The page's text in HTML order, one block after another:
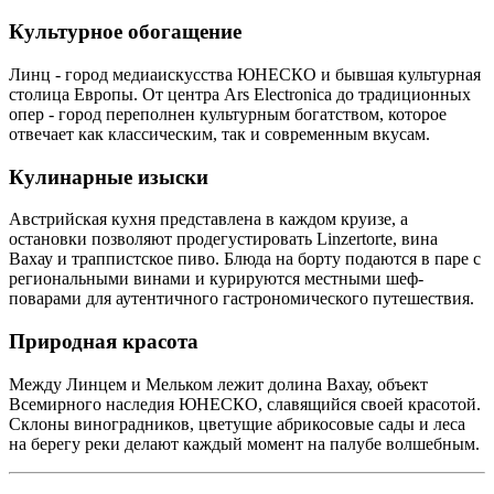
Культурное обогащение
Линц - город медиаискусства ЮНЕСКО и бывшая культурная
столица Европы. От центра Ars Electronica до традиционных
опер - город переполнен культурным богатством, которое
отвечает как классическим, так и современным вкусам.
Кулинарные изыски
Австрийская кухня представлена в каждом круизе, а
остановки позволяют продегустировать Linzertorte, вина
Вахау и траппистское пиво. Блюда на борту подаются в паре с
региональными винами и курируются местными шеф-
поварами для аутентичного гастрономического путешествия.
Природная красота
Между Линцем и Мельком лежит долина Вахау, объект
Всемирного наследия ЮНЕСКО, славящийся своей красотой.
Склоны виноградников, цветущие абрикосовые сады и леса
на берегу реки делают каждый момент на палубе волшебным.